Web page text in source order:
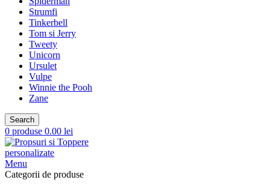
Strumfi
Tinkerbell
Tom si Jerry
Tweety
Unicorn
Ursulet
Vulpe
Winnie the Pooh
Zane
Search
0 produse 0.00 lei
Menu
Categorii de produse